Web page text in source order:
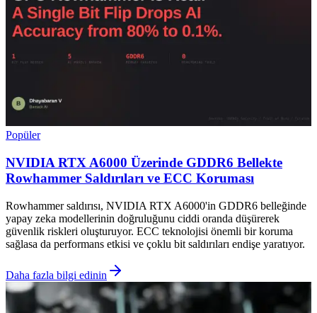
Popüler
NVIDIA RTX A6000 Üzerinde GDDR6 Bellekte
Rowhammer Saldırıları ve ECC Koruması
Rowhammer saldırısı, NVIDIA RTX A6000'in GDDR6 belleğinde
yapay zeka modellerinin doğruluğunu ciddi oranda düşürerek
güvenlik riskleri oluşturuyor. ECC teknolojisi önemli bir koruma
sağlasa da performans etkisi ve çoklu bit saldırıları endişe yaratıyor.
Daha fazla bilgi edinin